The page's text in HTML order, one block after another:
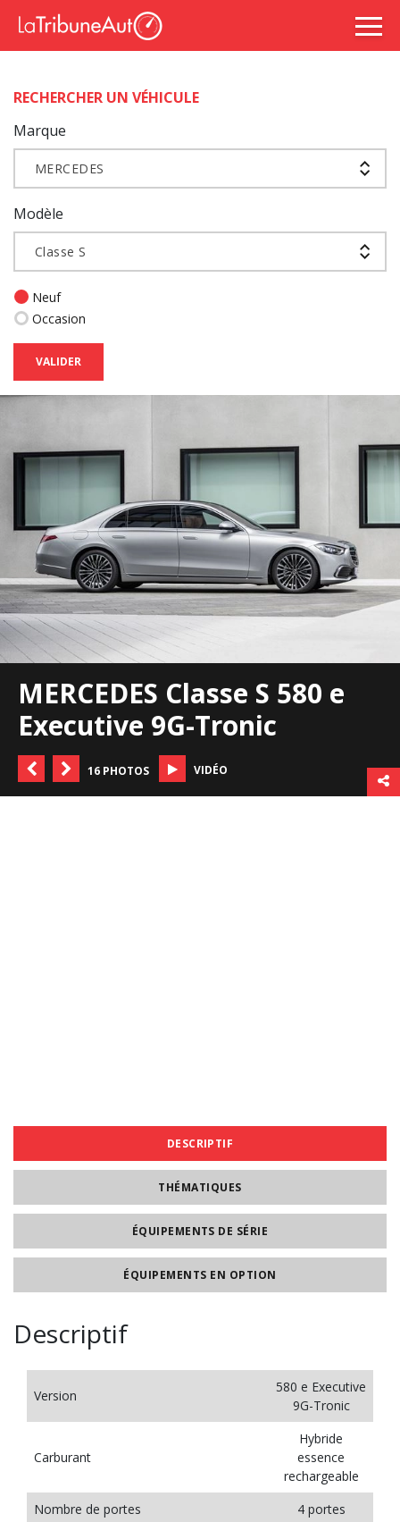
RECHERCHER UN VÉHICULE
Marque
MERCEDES
Modèle
Classe S
Neuf
Occasion
VALIDER
MERCEDES Classe S 580 e
Executive 9G-Tronic
16 PHOTOS VIDÉO
DESCRIPTIF
THÉMATIQUES
ÉQUIPEMENTS DE SÉRIE
ÉQUIPEMENTS EN OPTION
Descriptif
Version
580 e Executive
9G-Tronic
Carburant
Hybride
essence
rechargeable
Nombre de portes
4 portes